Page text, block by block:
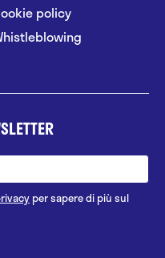
policy
per sapere di più sul